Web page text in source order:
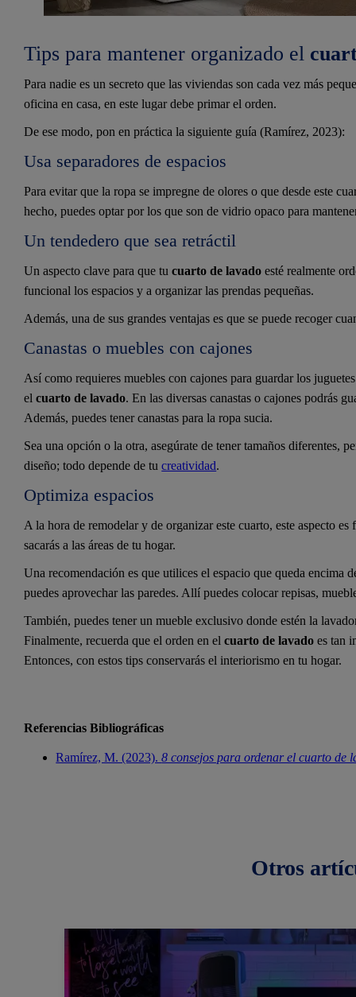
Tips para mantener organizado el
Para nadie es un secreto que las viviendas son cada vez más
oficina en casa, en este lugar debe primar el orden.
De ese modo, pon en práctica la siguiente guía (Ramírez, 2023):
Usa separadores de espacios
Para evitar que la ropa se impregne de olores o que desde este
hecho, puedes optar por los que son de vidrio opaco para
Un tendedero que sea retráctil
Un aspecto clave para que tucuarto de lavado esté realmente
funcional los espacios y a organizar las prendas pequeñas.
Además, una de sus grandes ventajas es que se puede recoger
Canastas o muebles con cajones
Así como requieres muebles con cajones para guardar los
elcuarto de lavado. En las diversas canastas o cajones podrás
Además, puedes tener canastas para la ropa sucia.
Sea una opción o la otra, asegúrate de tener tamaños diferentes,
diseño; todo depende de tucreatividad.
Optimiza espacios
A la hora de remodelar y de organizar este cuarto, este aspecto
sacarás a las áreas de tu hogar.
Una recomendación es que utilices el espacio que queda encima
puedes aprovechar las paredes. Allí puedes colocar repisas,
También, puedes tener un mueble exclusivo donde estén la
Finalmente, recuerda que el orden en elcuarto de lavadoes tan
Entonces, con estos tips conservarás el interiorismo en tu hogar.
Referencias Bibliográficas
Ramírez, M. (2023).8 consejos para ordenar el cuarto de
Otros